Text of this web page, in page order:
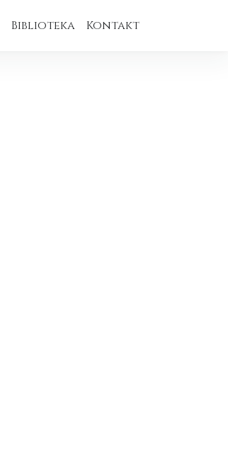
Biblioteka Kontakt